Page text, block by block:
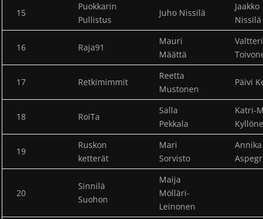
15
Puokkarin
Pullistus
Juho Nissilä
Jaakko
Nissilä
16 Raja91
Mauri
Määttä
Valtteri
17 Retkimimmit
Reetta
Mustonen
Päivi
18 RoiTa
Salla
Pekkala
Katri-
19
Ruskon
ketterät
Mari
Sorvisto
Annika
20
Sinnilä
Suohon
Maija
Mölläri-
Leinonen